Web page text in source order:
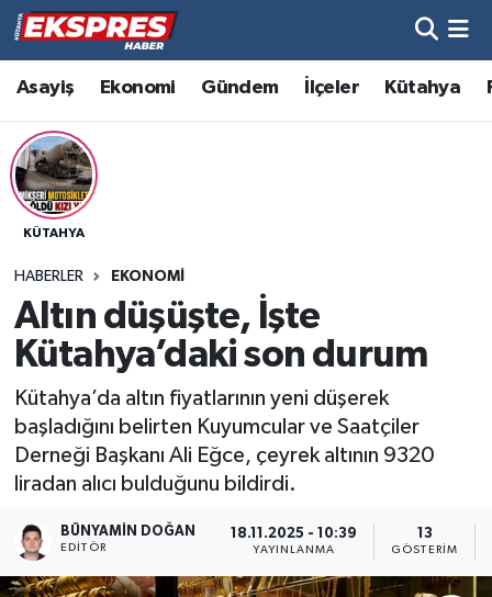
Asayiş Ekonomi Gündem İlçeler Kütahya
KÜTAHYA
HABERLER EKONOMI
Altın düşüşte, İşte
Kütahya’daki son durum
Kütahya’da altın fiyatlarının yeni düşerek
başladığını belirten Kuyumcular ve Saatçiler
Derneği Başkanı Ali Eğce, çeyrek altının 9320
liradan alıcı bulduğunu bildirdi.
BÜNYAMIN DOĞAN
EDITÖR
18.11.2025 - 10:39
YAYINLANMA
13
GÖSTERIM
Altıntaş
Asayiş
Aslanapa
Bölge
Çavdarhisar
Domaniç
Dumlupınar
Dünya
Eğitim
Hava Durumu
Trafik Durumu
Süper Lig Puan Durumu ve Fikstür
Son Dakika Haberleri
Haber Arşivi